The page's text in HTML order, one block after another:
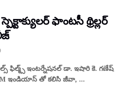
ఫాంటసీ థ్రిల్లర్
ఫిల్మ్స్ ఇంటర్నేషనల్ డా. ఇషారి కె. గణేష్
ఇండియాస్ తో కలిసి జీవా, ...